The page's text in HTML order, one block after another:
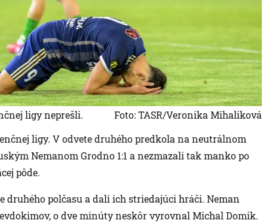
ligy neprešli.
Foto: TASR/Veronika Mihaliková
ligy. V odvete druhého predkola na neutrálnom
Nemanom Grodno 1:1 a nezmazali tak manko po
pôde.
druhého polčasu a dali ich striedajúci hráči. Neman
o dve minúty neskôr vyrovnal Michal Domik.